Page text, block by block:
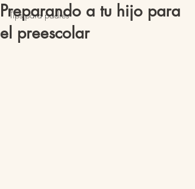
Tips para padres
Preparando a tu hijo para
el preescolar